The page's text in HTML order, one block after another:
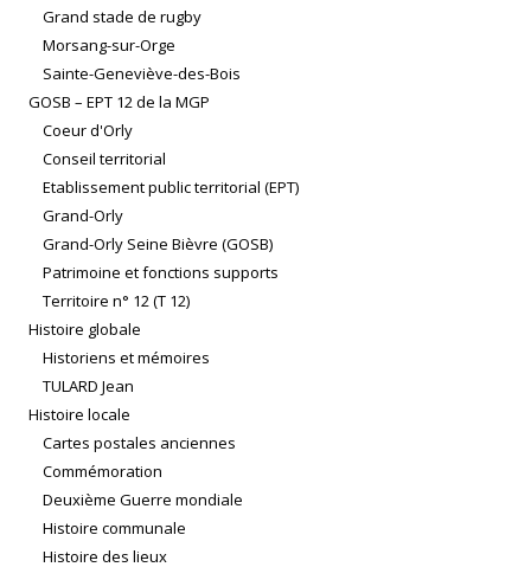
Grand stade de rugby
Morsang-sur-Orge
Sainte-Geneviève-des-Bois
GOSB – EPT 12 de la MGP
Coeur d'Orly
Conseil territorial
Etablissement public territorial (EPT)
Grand-Orly
Grand-Orly Seine Bièvre (GOSB)
Patrimoine et fonctions supports
Territoire n° 12 (T 12)
Histoire globale
Historiens et mémoires
TULARD Jean
Histoire locale
Cartes postales anciennes
Commémoration
Deuxième Guerre mondiale
Histoire communale
Histoire des lieux